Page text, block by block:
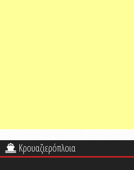
Κρουαζιερόπλοια